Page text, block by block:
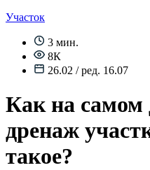
Участок
3 мин.
8К
26.02 / ред. 16.07
Как на самом
дренаж
такое?